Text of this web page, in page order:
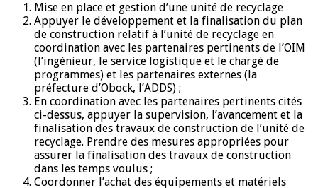
Mise en place et gestion d’une unité de recyclage
Appuyer le développement et la finalisation du plan
de construction relatif à l’unité de recyclage en
coordination avec les partenaires pertinents de l’OIM
(l’ingénieur, le service logistique et le chargé de
programmes) et les partenaires externes (la
préfecture d’Obock, l’ADDS) ;
En coordination avec les partenaires pertinents cités
ci-dessus, appuyer la supervision, l’avancement et la
finalisation des travaux de construction de l’unité de
recyclage. Prendre des mesures appropriées pour
assurer la finalisation des travaux de construction
dans les temps voulus ;
Coordonner l’achat des équipements et matériels